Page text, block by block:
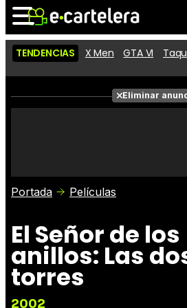
Noticias
Críticas
TENDENCIAS X Men GTA VI
Eliminar
Portada Películas
El Señor de los
anillos: Las
torres
2002